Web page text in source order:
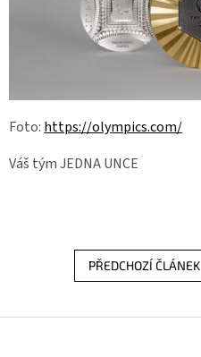
Foto: https://olympics.com/
Váš tým JEDNA UNCE
PŘEDCHOZÍ ČLÁNEK